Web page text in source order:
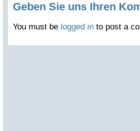
Geben Sie uns Ihren
You must be logged in to post a